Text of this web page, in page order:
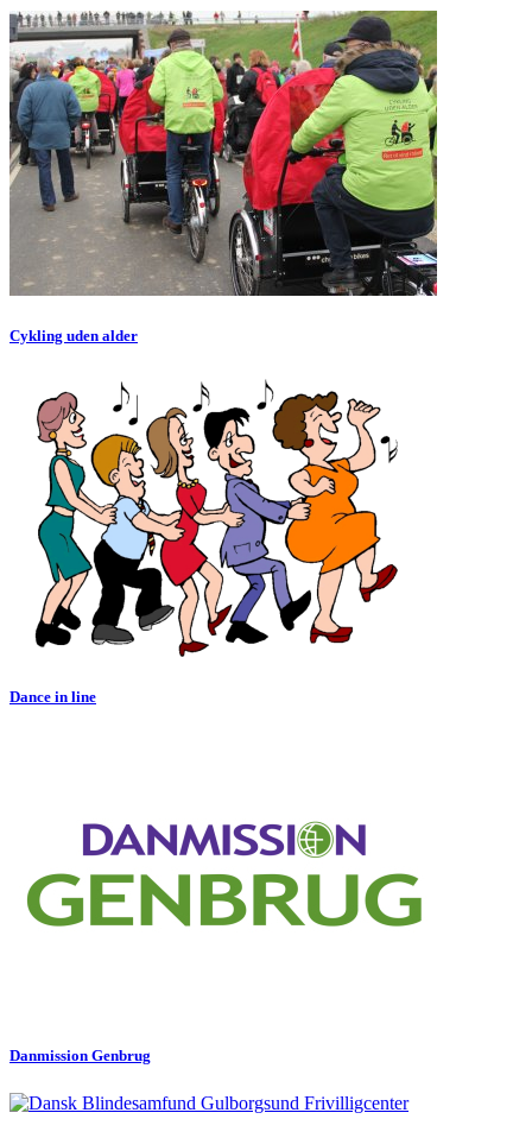
Cykling uden alder
Dance in line
Danmission Genbrug